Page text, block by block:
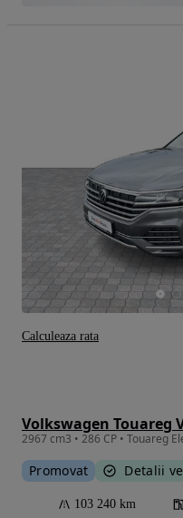
2967 cm3 • 286 CP • Touareg
Promovat Detalii
103 240 km
Calculeaza rata